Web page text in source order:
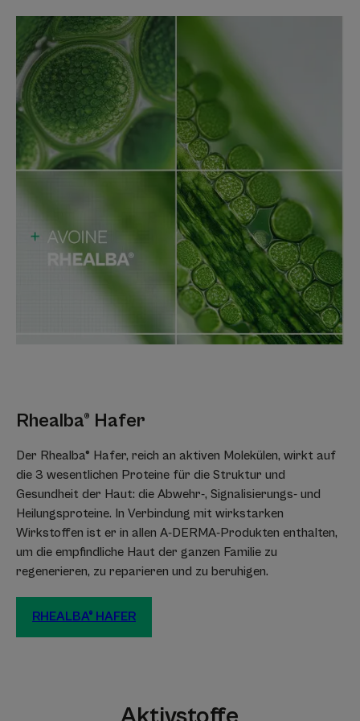
EIN PAAR WORTE VON UNSEREM EXPERTEN
Denken Sie darüber nach,
zusätzlich zu Ihrer täglichen
Hautpflegeroutine ein
Hygieneprodukt zu verwenden, das
für trockene, zu Atopie neigende
Haut geeignet ist. Die besonders
reichhaltige Textur dieses
Balsams ist für die Wintermonate
Vorteil
die von Geburt an verwendet werden kann. Ohne
Duftstoffe. Der Balsam gegen Juckreiz mit 360°-Wirkung
beruhigt die Haut sofort und nachhaltig, nährt sie und
stärkt die Hautbarriere mit nur einer Anwendung pro Tag.
• DREIFACHE BERUHIGENDE WIRKUNG dank des Rhealba®
Rhealba® Hafer
Der Rhealba® Hafer, reich an aktiven Molekülen, wirkt auf
die 3 wesentlichen Proteine für die Struktur und
Gesundheit der Haut: die Abwehr-, Signalisierungs- und
Heilungsproteine. In Verbindung mit wirkstarken
Wirkstoffen ist er in allen A-DERMA-Produkten enthalten,
um die empfindliche Haut der ganzen Familie zu
regenerieren, zu reparieren und zu beruhigen.
RHEALBA® HAFER